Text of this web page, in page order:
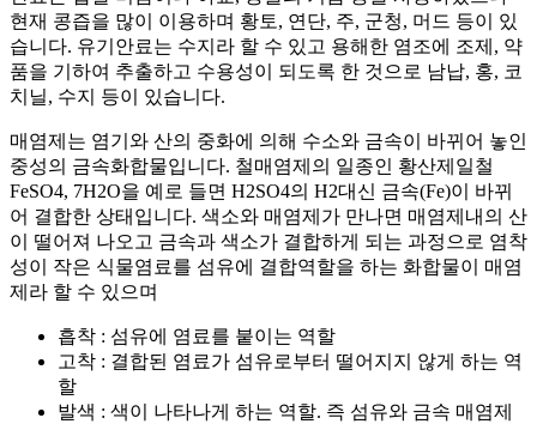
현재 콩즙을 많이 이용하며 황토, 연단, 주, 군청, 머드 등이 있
습니다. 유기안료는 수지라 할 수 있고 용해한 염조에 조제, 약
품을 기하여 추출하고 수용성이 되도록 한 것으로 남납, 홍, 코
치닐, 수지 등이 있습니다.
매염제는 염기와 산의 중화에 의해 수소와 금속이 바뀌어 놓인
중성의 금속화합물입니다. 철매염제의 일종인 황산제일철
FeSO4, 7H2O을 예로 들면 H2SO4의 H2대신 금속(Fe)이 바뀌
어 결합한 상태입니다. 색소와 매염제가 만나면 매염제내의 산
이 떨어져 나오고 금속과 색소가 결합하게 되는 과정으로 염착
성이 작은 식물염료를 섬유에 결합역할을 하는 화합물이 매염
제라 할 수 있으며
흡착 : 섬유에 염료를 붙이는 역할
고착 : 결합된 염료가 섬유로부터 떨어지지 않게 하는 역
할
발색 : 색이 나타나게 하는 역할. 즉 섬유와 금속 매염제